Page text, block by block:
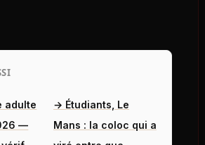
adulte
—
→ Étudiants, Le
Mans : la coloc qui a